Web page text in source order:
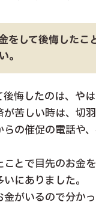
をして後悔したこ
。
悔したのは、や
苦しい時は、切
の催促の電話や
ことで目先のお金
にありました。
金がいるので分か